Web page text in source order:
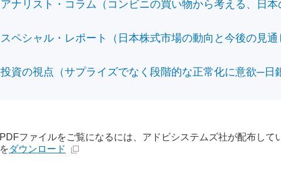
アナリスト・コラム（コンビニの買い物から考える、日
スペシャル・レポート（日本株式市場の動向と今後の見通
投資の視点（サプライズでなく段階的な正常化に意欲─日
PDFファイルをご覧になるには、アドビシステムズ社が配布し
をダウンロード